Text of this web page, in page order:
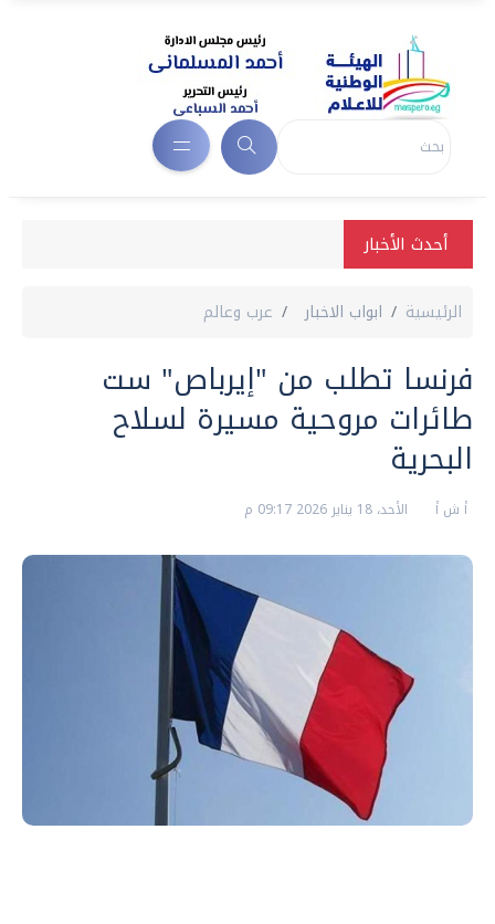
أحدث الأخبار
الرئيسية ابواب الاخبار عرب وعالم
فرنسا تطلب من "إيرباص" ست
طائرات مروحية مسيرة لسلاح
البحرية
أ ش أ الأحد، 18 يناير 2026 09:17 م